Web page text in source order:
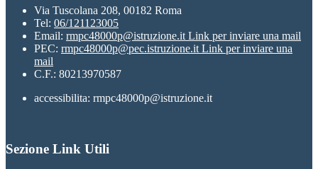
Via Tuscolana 208, 00182 Roma
Tel: 06/121123005
Email: rmpc48000p@istruzione.it Link per inviare una mail
PEC: rmpc48000p@pec.istruzione.it Link per inviare una
mail
C.F.: 80213970587
accessibilita: rmpc48000p@istruzione.it
Sezione Link Utili